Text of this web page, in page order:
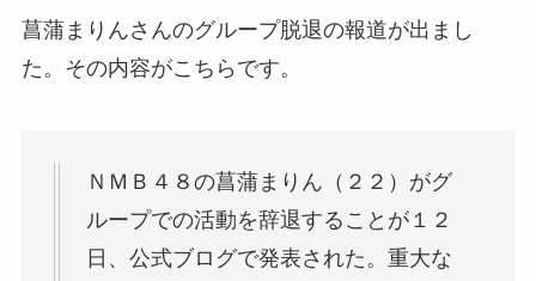
菖蒲まりんさんのグループ脱退の報道が出まし
た。その内容がこちらです。
ＮＭＢ４８の菖蒲まりん（２２）がグ
ループでの活動を辞退することが１２
日、公式ブログで発表された。重大な